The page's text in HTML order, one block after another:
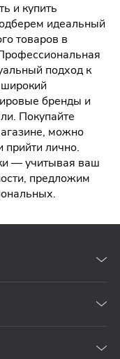
и купить
идеальный
товаров в
подход к
бренды и
Покупайте
можно
прийти лично.
— учитывая ваш
предложим